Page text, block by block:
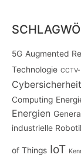
5G Augmented
Technologie
Cybersicherheit
Computing
Energien
industrielle
of Things IoT